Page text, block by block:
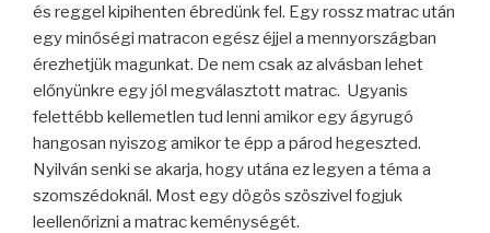
és reggel kipihenten ébredünk fel. Egy rossz matrac után
egy minőségi matracon egész éjjel a mennyországban
érezhetjük magunkat. De nem csak az alvásban lehet
előnyünkre egy jól megválasztott matrac. Ugyanis
felettébb kellemetlen tud lenni amikor egy ágyrugó
hangosan nyiszog amikor te épp a párod hegeszted.
Nyilván senki se akarja, hogy utána ez legyen a téma a
szomszédoknál. Most egy dögös szöszivel fogjuk
leellenőrizni a matrac keménységét.